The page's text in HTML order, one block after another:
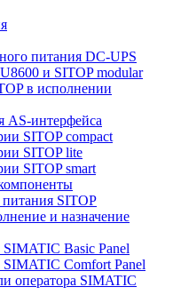
питания DC-UPS
и SITOP modular
в исполнении
AS-интерфейса
SITOP compact
SITOP lite
SITOP smart
SITOP
и назначение
Basic Panel
SIMATIC Comfort Panel
оператора SIMATIC